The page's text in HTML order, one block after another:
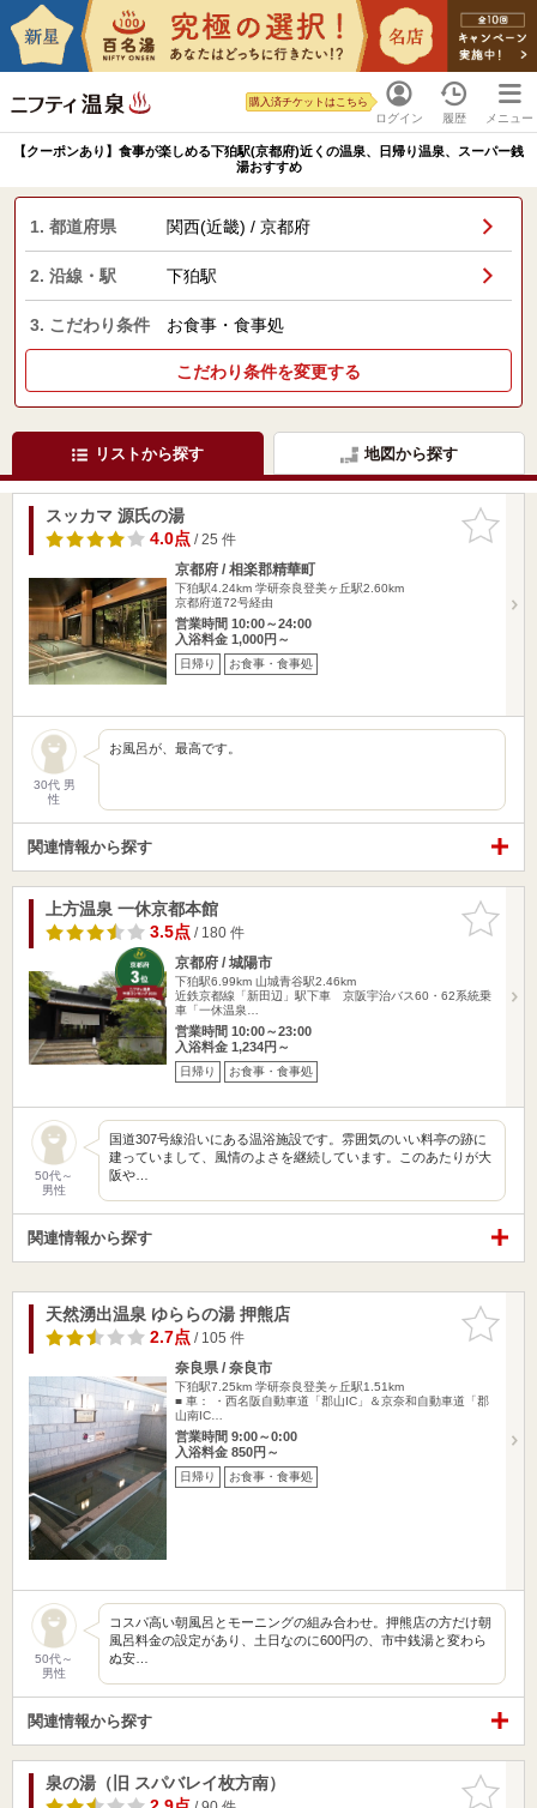
ログイン
購入済チケットはこちら
履歴 メニュー
【クーポンあり】食事が楽しめる下狛駅(京都府)近くの温泉、日帰り温泉、スーパー銭
湯おすすめ
1. 都道府県 関西(近畿) / 京都府
2. 沿線・駅 下狛駅
3. こだわり条件 お食事・食事処
こだわり条件を変更する
リストから探す 地図から探す
お気に入
りに追加
スッカマ 源氏の湯
4.0点/ 25 件
京都府 / 相楽郡精華町
下狛駅4.24km 学研奈良登美ヶ丘駅2.60km
京都府道72号経由
営業時間 10:00～24:00
入浴料金 1,000円～
日帰り お食事・食事処
30代 男
性
お風呂が、最高です。
関連情報から探す
お気に入
りに追加
上方温泉 一休京都本館
3.5点/ 180 件
京都府 / 城陽市
下狛駅6.99km 山城青谷駅2.46km
近鉄京都線「新田辺」駅下車 京阪宇治バス60・62系統乗
車「一休温泉…
営業時間 10:00～23:00
入浴料金 1,234円～
日帰り お食事・食事処
50代～
男性
国道307号線沿いにある温浴施設です。雰囲気のいい料亭の跡に
建っていまして、風情のよさを継続しています。このあたりが大
阪や…
関連情報から探す
お気に入
りに追加
天然湧出温泉 ゆららの湯 押熊店
2.7点/ 105 件
奈良県 / 奈良市
下狛駅7.25km 学研奈良登美ヶ丘駅1.51km
■ 車： ・西名阪自動車道「郡山IC」＆京奈和自動車道「郡
山南IC…
営業時間 9:00～0:00
入浴料金 850円～
日帰り お食事・食事処
50代～
男性
コスパ高い朝風呂とモーニングの組み合わせ。押熊店の方だけ朝
風呂料金の設定があり、土日なのに600円の、市中銭湯と変わら
ぬ安…
関連情報から探す
お気に入
りに追加
泉の湯（旧 スパバレイ枚方南）